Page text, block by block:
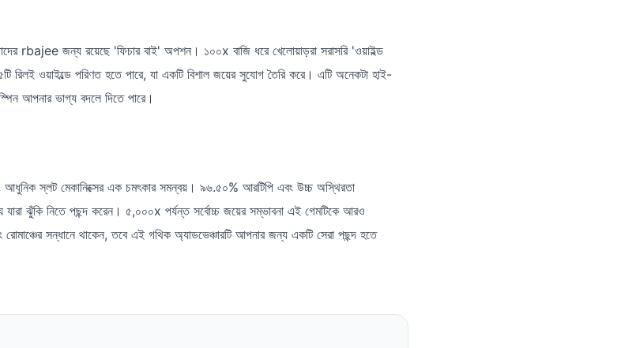
rbajee জন্য রয়েছে 'ফিচার বাই' অপশন। ১০০x বাজি ধরে খেলোয়াড়রা সরাসরি 'ওয়াইল্ড
রিলই ওয়াইল্ডে পরিণত হতে পারে, যা একটি বিশাল জয়ের সুযোগ তৈরি করে। এটি অনেকটা হাই-
আপনার ভাগ্য বদলে দিতে পারে।
আধুনিক স্লট মেকানিক্সের এক চমৎকার সমন্বয়। ৯৬.৫০% আরটিপি এবং উচ্চ অস্থিরতা
ঝুঁকি নিতে পছন্দ করেন। ৫,০০০x পর্যন্ত সর্বোচ্চ জয়ের সম্ভাবনা এই গেমটিকে আরও
সন্ধানে থাকেন, তবে এই গথিক অ্যাডভেঞ্চারটি আপনার জন্য একটি সেরা পছন্দ হতে